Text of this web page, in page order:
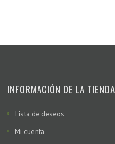
INFORMACIÓN DE LA TIENDA
Lista de deseos
Mi cuenta